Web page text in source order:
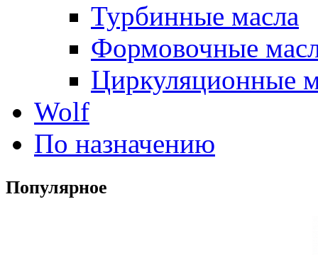
Турбинные масла
Формовочные
Циркуляционные
Wolf
По назначению
Популярное